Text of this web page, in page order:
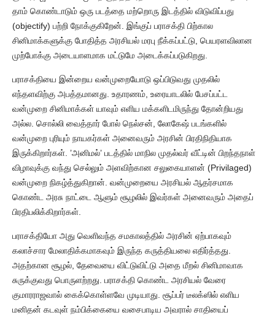
தாம் கொண்டாடும் ஒரு படத்தை மற்றொரு இடத்தில் விடுவிப்பது
(objectify) பற்றி நோக்குகிறேன். இங்குப் பராசக்தி பிற்கால
சினிமாக்களுக்கு போதித்த அரசியல் மரபு நீக்கப்பட்டு, பெயரளவிலான
முற்போக்கு அடையாளமாக மட்டுமே அடைக்கப்படுகிறது.
பராசக்தியை இன்றைய வன்முறையோடு ஒப்பிடுவது முதலில்
எந்தளவிற்கு அபத்தமானது. உதாரணம், உரையாடலில் பேசப்பட்ட
வன்முறை சினிமாக்கள் யாவும் எளிய மக்களிடமிருந்து தோன்றியது
அல்ல. சொல்லி வைத்தார் போல் நெல்சன், லோகேஷ் படங்களில்
வன்முறை புரியும் நாயகர்கள் அனைவரும் அரசின் பிரதிநிதியாக
இருக்கிறார்கள். ’அனிமல்’ படத்தில் மாநில முதல்வர் வீட்டின் பிறந்தநாள்
விழாவுக்கு வந்து செல்லும் அளவிற்கான சலுகையாளன் (Privilaged)
வன்முறை நிகழ்த்துகிறான். வன்முறையை அரசியல் ஆதர்சமாக
கொண்ட அரசு நாட்டை ஆளும் சூழலில் இவர்கள் அனைவரும் அதைப்
பிரதிபலிக்கிறார்கள்.
பராசக்தியோ அது வெளிவந்த சமகாலத்தில் அரசின் ஏற்பாகவும்
கலாச்சார மேலாதிக்கமாகவும் இருந்த கருத்தியலை எதிர்த்தது.
அதற்கான சூழல், தேவையை விட்டுவிட்டு அதை மீறல் சினிமாவாக
சுருக்குவது பொருளற்றது. பராசக்தி கொண்ட அரசியல் வேரை
குமாரராஜவால் கைக்கொள்ளவே முடியாது. சூப்பர் டீலக்ஸில் எளிய
மனிதன் கடவுள் நம்பிக்கையை வசைபாடிய அவரால் சாதியைப்